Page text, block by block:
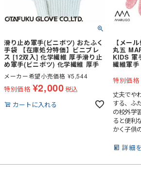
滑り止め軍手(ビニボツ) おたふく
手袋 【在庫処分特価】ビニブレ
ス [12双入] 化学繊維 厚手滑り止
め軍手(ビニボツ) 化学繊維 厚手
メーカー希望小売価格 ¥5,544
特別価格 ¥2,000税込
カートに入れる
【メー
丸五
KIDS 軍
繊維軍
特別価格
丈夫でや
する、ふ
の校外学
ると便利
かく子供
ちにくく
詳細